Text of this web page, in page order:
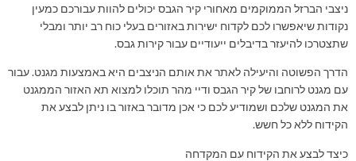
ניצבי הברזל הממוקמים מאחורי קיר הגבס יכולים להוות עבורכם כמעין
נקודות שיאפשרו לכם לקדוח ישירות באזורים בעלי כוח רב יותר ומבלי
שתצטרכו להיעזר בדיבלים ייעודיים עבור קירות גבס.
הדרך הפשוטה והיעילה לאתר את אותם הניצבים היא באמצעות מגנט. עבור
עם מגנט לרוחבו של קיר הגבס ודיי מהר תוכלו למצוא תא האזור הממגנט
את המגנט שלכם ושמודיע לכם כי אכן מדובר באזור בו ניתן לבצע את
הקידוח ללא כל חשש.
כיצד לבצע את הקידוח עם המקדחה